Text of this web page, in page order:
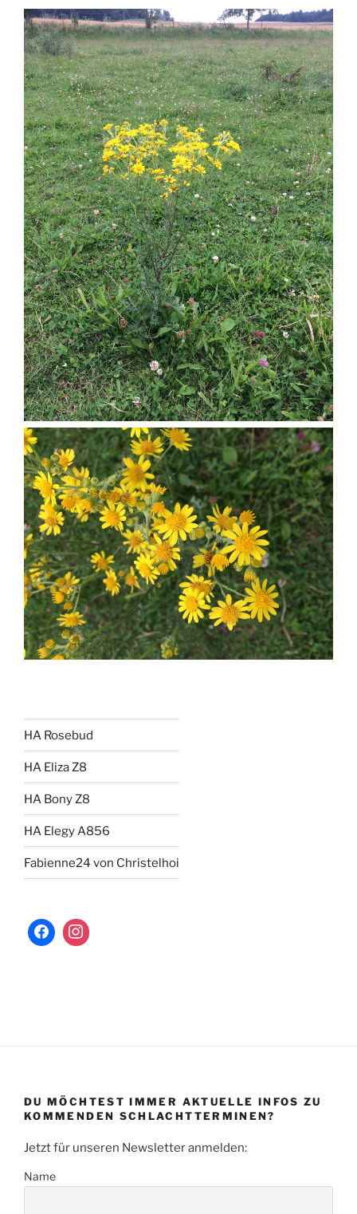
HA Rosebud
HA Eliza Z8
HA Bony Z8
HA Elegy A856
Fabienne24 von Christelhoi
DU MÖCHTEST IMMER AKTUELLE INFOS ZU
KOMMENDEN SCHLACHTTERMINEN?
Jetzt für unseren Newsletter anmelden:
Name